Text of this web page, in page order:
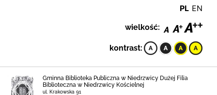
PL EN
wielkość:
kontrast:
Gminna Biblioteka Publiczna w Niedrzwicy Dużej Filia
Biblioteczna w Niedrzwicy Kościelnej
ul. Krakowska 91